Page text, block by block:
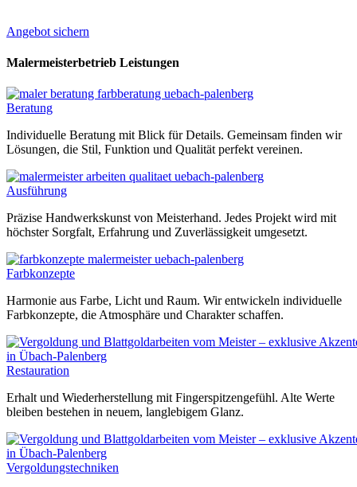
Angebot sichern
Malermeisterbetrieb Leistungen
Beratung
Individuelle Beratung mit Blick für Details. Gemeinsam finden wir
Lösungen, die Stil, Funktion und Qualität perfekt vereinen.
Ausführung
Präzise Handwerkskunst von Meisterhand. Jedes Projekt wird mit
höchster Sorgfalt, Erfahrung und Zuverlässigkeit umgesetzt.
Farbkonzepte
Harmonie aus Farbe, Licht und Raum. Wir entwickeln individuelle
Farbkonzepte, die Atmosphäre und Charakter schaffen.
Restauration
Erhalt und Wiederherstellung mit Fingerspitzengefühl. Alte Werte
bleiben bestehen in neuem, langlebigem Glanz.
Vergoldungstechniken